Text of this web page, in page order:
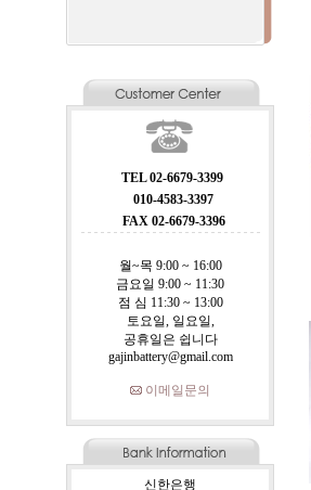
TEL 02-6679-3399
010-4583-3397
FAX 02-6679-3396
월~목 9:00 ~ 16:00
금요일 9:00 ~ 11:30
점 심 11:30 ~ 13:00
토요일, 일요일,
공휴일은 쉽니다
gajinbattery@gmail.com
이메일문의
신한은행